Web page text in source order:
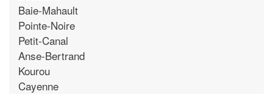
Baie-Mahault
Pointe-Noire
Petit-Canal
Anse-Bertrand
Kourou
Cayenne